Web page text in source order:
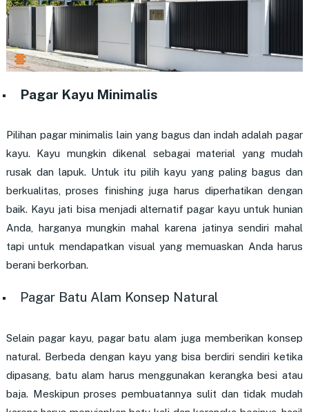
Pagar Kayu Minimalis
Pilihan pagar minimalis lain yang bagus dan indah adalah pagar
kayu. Kayu mungkin dikenal sebagai material yang mudah
rusak dan lapuk. Untuk itu pilih kayu yang paling bagus dan
berkualitas, proses finishing juga harus diperhatikan dengan
baik. Kayu jati bisa menjadi alternatif pagar kayu untuk hunian
Anda, harganya mungkin mahal karena jatinya sendiri mahal
tapi untuk mendapatkan visual yang memuaskan Anda harus
berani berkorban.
Pagar Batu Alam Konsep Natural
Selain pagar kayu, pagar batu alam juga memberikan konsep
natural. Berbeda dengan kayu yang bisa berdiri sendiri ketika
dipasang, batu alam harus menggunakan kerangka besi atau
baja. Meskipun proses pembuatannya sulit dan tidak mudah